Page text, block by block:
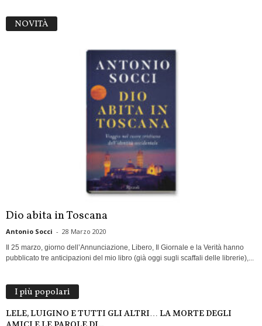
NOVITÀ
Dio abita in Toscana
Antonio Socci - 28 Marzo 2020
Il 25 marzo, giorno dell’Annunciazione, Libero, Il Giornale e la Verità hanno
pubblicato tre anticipazioni del mio libro (già oggi sugli scaffali delle librerie),...
I più popolari
LELE, LUIGINO E TUTTI GLI ALTRI… LA MORTE DEGLI